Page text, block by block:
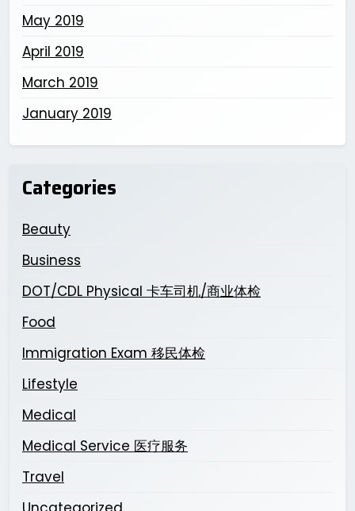
May 2019
April 2019
March 2019
January 2019
Categories
Beauty
Business
DOT/CDL Physical 卡车司机/商业体检
Food
Immigration Exam 移民体检
Lifestyle
Medical
Medical Service 医疗服务
Travel